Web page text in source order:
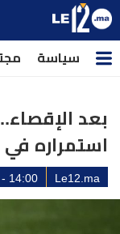
سياسة
بعد
استمراره في
Le12.ma 14:00 - 28 مارس 2022